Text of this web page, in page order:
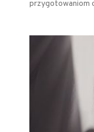
przygotowaniom